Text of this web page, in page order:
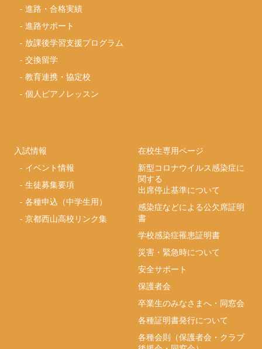
-進路・合格実績
-進路サポート
- 放課後学習支援プログラム
-交換留学
-教育連携・協定校
-個人ピアノレッスン
入試情報
- イベント情報
-生徒募集要項
-各種申込（中学生用）
-京都西山高校リンク集
在校生専用ページ
新型コロナウイルス感染症に
関する
出席停止基準について
感染症などによる公欠席証明
書
学校感染症罹患証明書
災害・緊急時について
安全サポート
保護者会
卒業生のみなさまへ・同窓会
各種証明書発行について
各種会則（保護者会・クラブ